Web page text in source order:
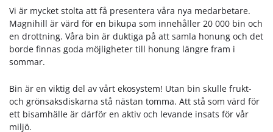
Vi är mycket stolta att få presentera våra nya medarbetare.
Magnihill är värd för en bikupa som innehåller 20 000 bin och
en drottning. Våra bin är duktiga på att samla honung och det
borde finnas goda möjligheter till honung längre fram i
sommar.
Bin är en viktig del av vårt ekosystem! Utan bin skulle frukt-
och grönsaksdiskarna stå nästan tomma. Att stå som värd för
ett bisamhälle är därför en aktiv och levande insats för vår
miljö.